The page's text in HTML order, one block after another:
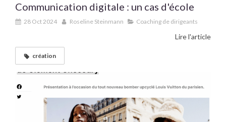
Communication digitale : un cas d'école
28 Oct 2024 Roseline Steinmann Coaching de dirigeants
Lire l'article
création